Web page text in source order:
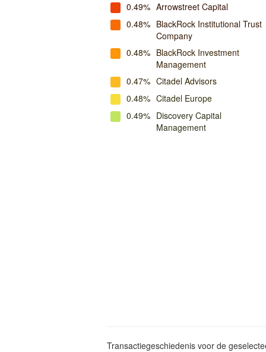
0.49% Arrowstreet Capital
0.48% BlackRock Institutional Trust
Company
0.48% BlackRock Investment
Management
0.47% Citadel Advisors
0.48% Citadel Europe
0.49% Discovery Capital
Management
Transactiegeschiedenis voor de